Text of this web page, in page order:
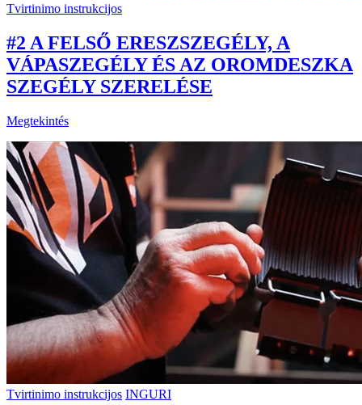
Tvirtinimo instrukcijos
#2 A FELSŐ ERESZSZEGÉLY, A
VÁPASZEGÉLY ÉS AZ OROMDESZKA
SZEGÉLY SZERELÉSE
Megtekintés
Tvirtinimo instrukcijos INGURI